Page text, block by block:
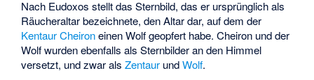
Nach Eudoxos stellt das Sternbild, das er ursprünglich als
Räucheraltar bezeichnete, den Altar dar, auf dem der
Kentaur Cheironeinen Wolf geopfert habe. Cheiron und der
Wolf wurden ebenfalls als Sternbilder an den Himmel
versetzt, und zwar alsZentaur undWolf.